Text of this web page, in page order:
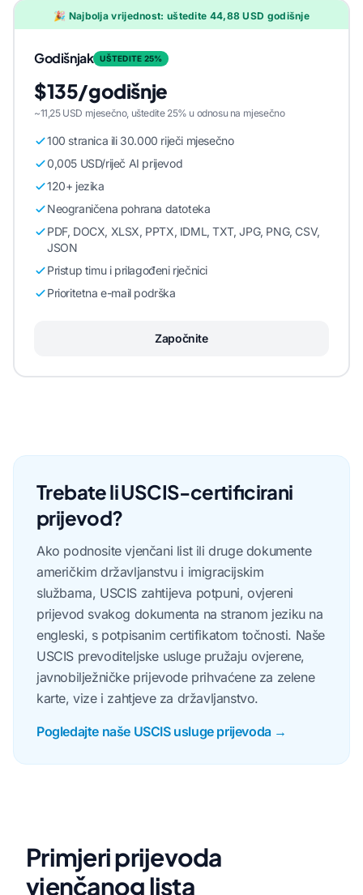
🎉 Najbolja vrijednost: uštedite 44,88 USD godišnje
Godišnjak UŠTEDITE 25%
$135/godišnje
~11,25 USD mjesečno, uštedite 25% u odnosu na mjesečno
100 stranica ili 30.000 riječi mjesečno
0,005 USD/riječ AI prijevod
120+ jezika
Neograničena pohrana datoteka
PDF, DOCX, XLSX, PPTX, IDML, TXT, JPG, PNG, CSV,
JSON
Pristup timu i prilagođeni rječnici
Prioritetna e-mail podrška
Započnite
Trebate li USCIS-certificirani
prijevod?
Ako podnosite vjenčani list ili druge dokumente
američkim državljanstvu i imigracijskim
službama, USCIS zahtijeva potpuni, ovjereni
prijevod svakog dokumenta na stranom jeziku na
engleski, s potpisanim certifikatom točnosti. Naše
USCIS prevoditeljske usluge pružaju ovjerene,
javnobilježničke prijevode prihvaćene za zelene
karte, vize i zahtjeve za državljanstvo.
Pogledajte naše USCIS usluge prijevoda →
Primjeri prijevoda
vjenčanog lista